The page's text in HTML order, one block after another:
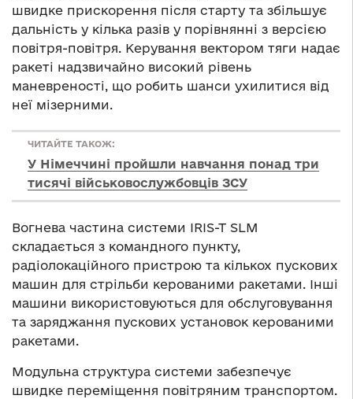
швидке прискорення після старту та збільшує
дальність у кілька разів у порівнянні з версією
повітря-повітря. Керування вектором тяги надає
ракеті надзвичайно високий рівень
маневреності, що робить шанси ухилитися від
неї мізерними.
ЧИТАЙТЕ ТАКОЖ:
У Німеччині пройшли навчання понад три
тисячі військовослужбовців ЗСУ
Вогнева частина системи IRIS-T SLM
складається з командного пункту,
радіолокаційного пристрою та кількох пускових
машин для стрільби керованими ракетами. Інші
машини використовуються для обслуговування
та заряджання пускових установок керованими
ракетами.
Модульна структура системи забезпечує
швидке переміщення повітряним транспортом.